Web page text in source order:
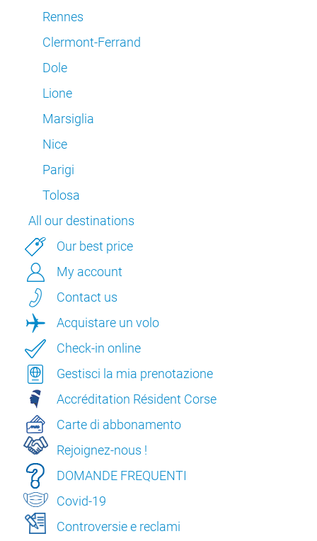
Rennes
Clermont-Ferrand
Dole
Lione
Marsiglia
Nice
Parigi
Tolosa
All our destinations
Our best price
My account
Contact us
Acquistare un volo
Check-in online
Gestisci la mia prenotazione
Accréditation Résident Corse
Carte di abbonamento
Rejoignez-nous !
DOMANDE FREQUENTI
Covid-19
Controversie e reclami